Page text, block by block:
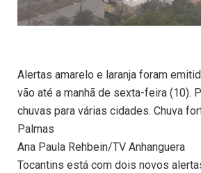
Alertas amarelo e laranja foram
vão até a manhã de sexta-feira (10).
chuvas para várias cidades. Chuva
Palmas
Ana Paula Rehbein/TV Anhanguera
Tocantins está com dois novos